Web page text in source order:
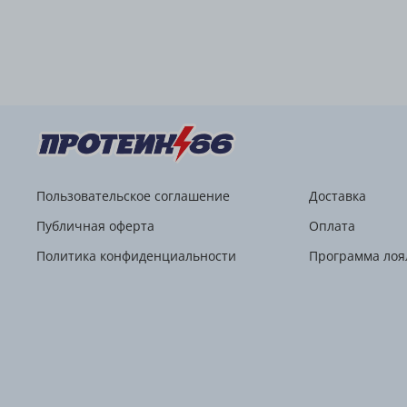
Пользовательское соглашение
Публичная оферта
Политика конфиденциальности
Доставка
Оплата
Программа